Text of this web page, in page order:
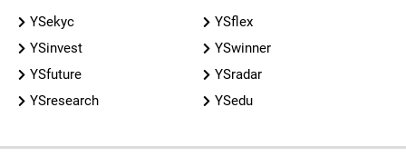
YSekyc
YSflex
YSinvest
YSwinner
YSfuture
YSradar
YSresearch
YSedu